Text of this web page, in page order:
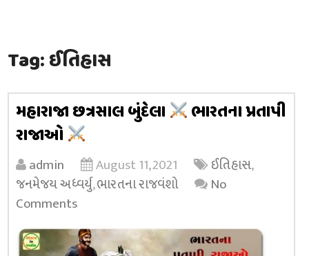
Tag:ઈતિહાસ
મહારાજા છત્રસાલ બુંદેલા
ભારતના પ્રતાપી
રાજાઓ
admin August 11, 2021 ઈતિહાસ,
જનમેજય અધ્વર્યુ,ભારતના રાજવંશો
No
Comments